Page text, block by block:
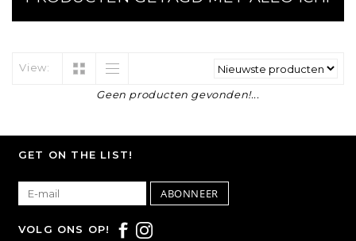
View:
Geen producten gevonden!...
GET ON THE LIST!
ABONNEER
VOLG ONS OP!